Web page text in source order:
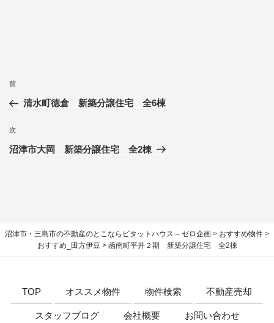
前
清水町徳倉 新築分譲住宅 全6棟
次
沼津市大岡 新築分譲住宅 全2棟
沼津市・三島市の不動産のとこならピタットハウス – ゼロ企画 > おすすめ物件 >
おすすめ_田方伊豆 > 函南町平井２期 新築分譲住宅 全2棟
TOP オススメ物件 物件検索 不動産売却
スタッフブログ 会社概要 お問い合わせ